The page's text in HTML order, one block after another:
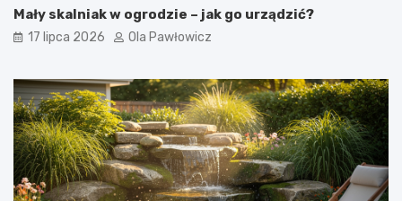
Mały skalniak w ogrodzie – jak go urządzić?
17 lipca 2026 Ola Pawłowicz